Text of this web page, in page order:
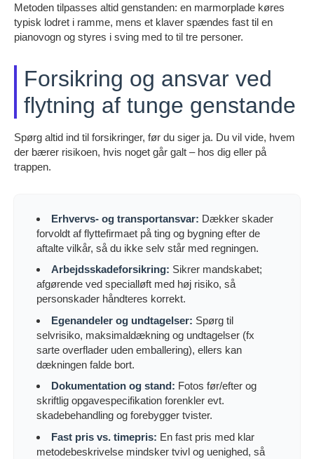
Metoden tilpasses altid genstanden: en marmorplade køres
typisk lodret i ramme, mens et klaver spændes fast til en
pianovogn og styres i sving med to til tre personer.
Forsikring og ansvar ved
flytning af tunge genstande
Spørg altid ind til forsikringer, før du siger ja. Du vil vide, hvem
der bærer risikoen, hvis noget går galt – hos dig eller på
trappen.
Erhvervs- og transportansvar: Dækker skader
forvoldt af flyttefirmaet på ting og bygning efter de
aftalte vilkår, så du ikke selv står med regningen.
Arbejdsskadeforsikring: Sikrer mandskabet;
afgørende ved specialløft med høj risiko, så
personskader håndteres korrekt.
Egenandeler og undtagelser: Spørg til
selvrisiko, maksimaldækning og undtagelser (fx
sarte overflader uden emballering), ellers kan
dækningen falde bort.
Dokumentation og stand: Fotos før/efter og
skriftlig opgavespecifikation forenkler evt.
skadebehandling og forebygger tvister.
Fast pris vs. timepris: En fast pris med klar
metodebeskrivelse mindsker tvivl og uenighed, så